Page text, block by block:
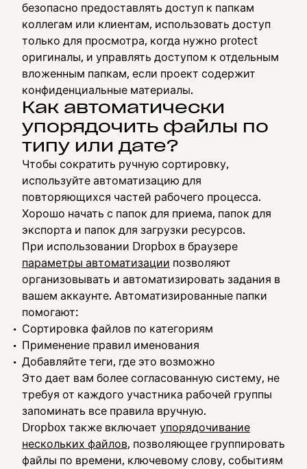
безопасно предоставлять доступ к папкам
коллегам или клиентам, использовать доступ
только для просмотра, когда нужно protect
оригиналы, и управлять доступом к отдельным
вложенным папкам, если проект содержит
конфиденциальные материалы.
Как автоматически
упорядочить файлы по
типу или дате?
Чтобы сократить ручную сортировку,
используйте автоматизацию для
повторяющихся частей рабочего процесса.
Хорошо начать с папок для приема, папок для
экспорта и папок для загрузки ресурсов.
При использовании Dropbox в браузере
параметры автоматизации позволяют
организовывать и автоматизировать задания в
вашем аккаунте. Автоматизированные папки
помогают:
Сортировка файлов по категориям
Применение правил именования
Добавляйте теги, где это возможно
Это дает вам более согласованную систему, не
требуя от каждого участника рабочей группы
запоминать все правила вручную.
Dropbox также включает упорядочивание
нескольких файлов, позволяющее группировать
файлы по времени, ключевому слову, событиям